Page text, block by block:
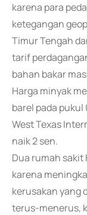
karena para
ketegangan
Timur Tengah
tarif
bahan bakar
Harga minyak
barel pada pukul
West Texas
naik 2 sen.
Dua rumah sakit
karena
kerusakan yang
terus-menerus,